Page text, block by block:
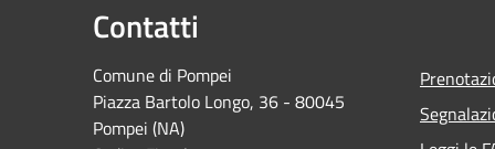
Contatti
Comune di Pompei
Piazza Bartolo Longo, 36 - 80045
Pompei (NA)